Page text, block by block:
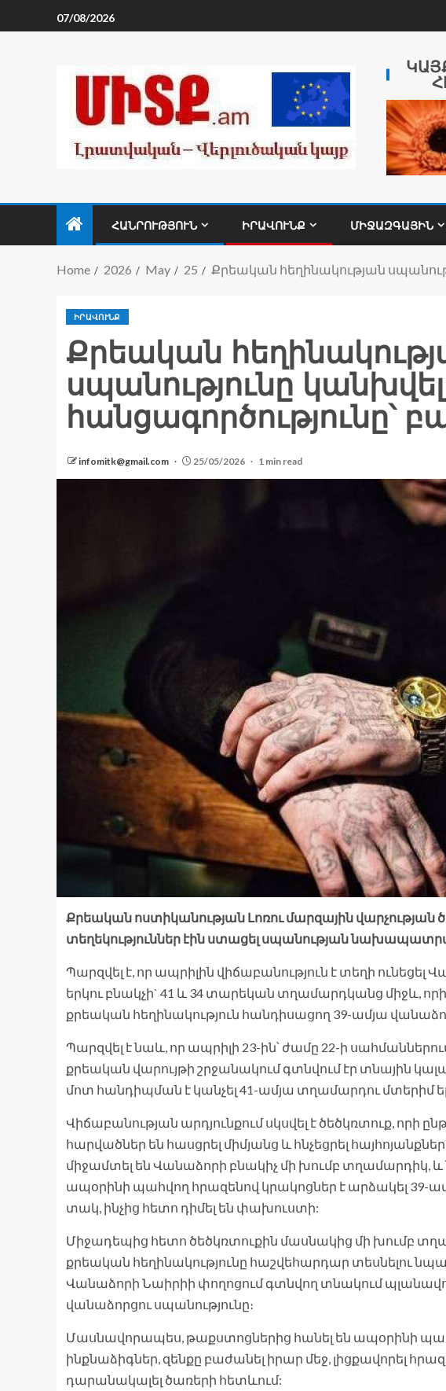
07/08/2026
ՀԱՆՐՈՒԹՅՈՒՆ ԻՐԱՎՈՒՆՔ ՄԻՋԱԶԳԱՅԻՆ
Home 2026 May 25 Քրեական հեղինակության
ԻՐԱՎՈՒՆՔ
Քրեական
սպանությունը կանխվել
հանցագործությունը՝
infomitk@gmail.com 25/05/2026 1 min read
Քրեական ոստիկանության Լոռու մարզային
տեղեկություններ էին ստացել սպանության
Պարզվել է, որ ապրիլին վիճաբանություն է տեղի
երկու բնակչի` 41 և 34 տարեկան տղամարդկանց միջև,
քրեական հեղինակություն հանդիսացող 39-ամյա
Պարզվել է նաև, որ ապրիլի 23-ին՝ ժամը 22-ի
քրեական վարույթի շրջանակում գտնվում էր տնային
մոտ հանդիպման է կանչել 41-ամյա տղամարդու մտերիմ
Վիճաբանության արդյունքում սկսվել է ծեծկռտուք, որի
հարվածներ են հասցրել միմյանց և հնչեցրել
միջամտել են Վանաձորի բնակիչ մի խումբ տղամարդիկ,
ապօրինի պահվող հրազենով կրակոցներ է արձակել 39-
տակ, ինչից հետո դիմել են փախուստի:
Միջադեպից հետո ծեծկռտուքին մասնակից մի խումբ
քրեական հեղինակությունը հաշվեհարդար տեսնելու
Վանաձորի Նաիրիի փողոցում գտնվող տնակում
վանաձորցու սպանությունը։
Մասնավորապես, թաքստոցներից հանել են ապօրինի
ինքնաձիգներ, զենքը բաժանել իրար մեջ, լիցքավորել
դարանակալել ծառերի հետևում: